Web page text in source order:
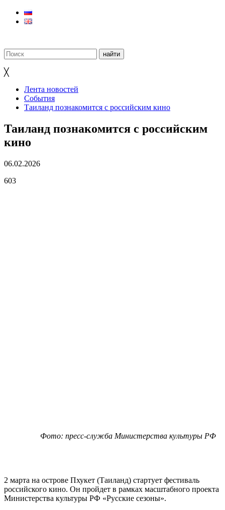
╳
Лента новостей
События
Таиланд познакомится с российским кино
Таиланд познакомится с российским
кино
06.02.2026
603
Фото: пресс-служба Министерства культуры РФ
2 марта на острове Пхукет (Таиланд) стартует фестиваль
российского кино. Он пройдет в рамках масштабного проекта
Министерства культуры РФ «Русские сезоны».